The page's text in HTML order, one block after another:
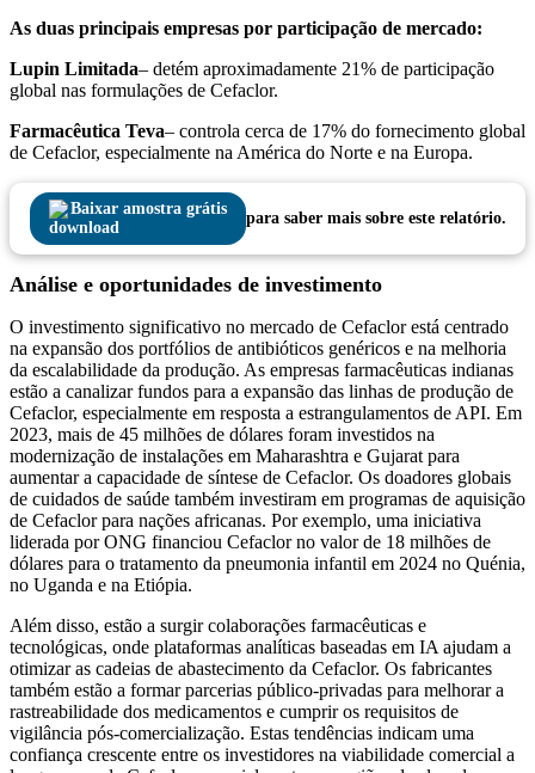
As duas principais empresas por participação de mercado:
Lupin Limitada– detém aproximadamente 21% de participação
global nas formulações de Cefaclor.
Farmacêutica Teva– controla cerca de 17% do fornecimento global
de Cefaclor, especialmente na América do Norte e na Europa.
Baixar amostra grátis
para saber mais sobre este relatório.
Análise e oportunidades de investimento
O investimento significativo no mercado de Cefaclor está centrado
na expansão dos portfólios de antibióticos genéricos e na melhoria
da escalabilidade da produção. As empresas farmacêuticas indianas
estão a canalizar fundos para a expansão das linhas de produção de
Cefaclor, especialmente em resposta a estrangulamentos de API. Em
2023, mais de 45 milhões de dólares foram investidos na
modernização de instalações em Maharashtra e Gujarat para
aumentar a capacidade de síntese de Cefaclor. Os doadores globais
de cuidados de saúde também investiram em programas de aquisição
de Cefaclor para nações africanas. Por exemplo, uma iniciativa
liderada por ONG financiou Cefaclor no valor de 18 milhões de
dólares para o tratamento da pneumonia infantil em 2024 no Quénia,
no Uganda e na Etiópia.
Além disso, estão a surgir colaborações farmacêuticas e
tecnológicas, onde plataformas analíticas baseadas em IA ajudam a
otimizar as cadeias de abastecimento da Cefaclor. Os fabricantes
também estão a formar parcerias público-privadas para melhorar a
rastreabilidade dos medicamentos e cumprir os requisitos de
vigilância pós-comercialização. Estas tendências indicam uma
confiança crescente entre os investidores na viabilidade comercial a